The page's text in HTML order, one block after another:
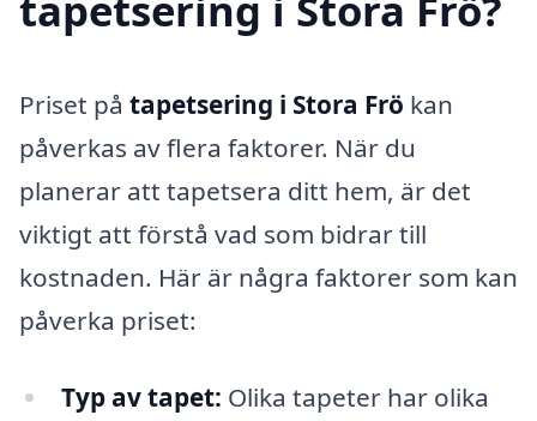
Priset på tapetsering i Stora Frö kan
påverkas av flera faktorer. När du
planerar att tapetsera ditt hem, är det
viktigt att förstå vad som bidrar till
kostnaden. Här är några faktorer som kan
påverka priset:
Typ av tapet: Olika tapeter har olika